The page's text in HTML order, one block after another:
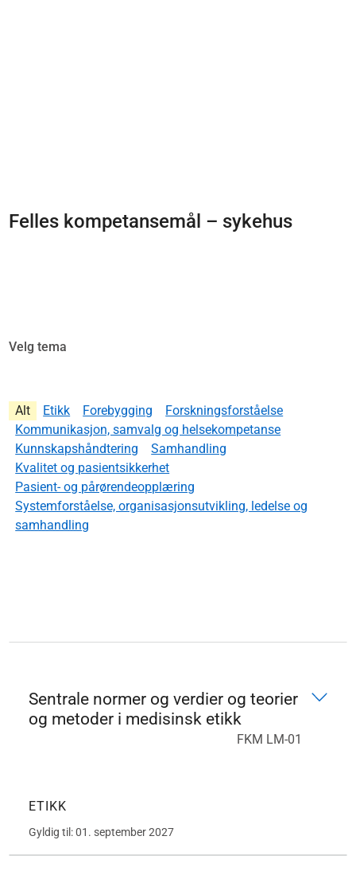
Felles kompetansemål – sykehus
Velg tema
Alt Etikk Forebygging
Forskningsforståelse
Kommunikasjon, samvalg og helsekompetanse
Kunnskapshåndtering
Samhandling
Kvalitet og pasientsikkerhet
Pasient- og pårørendeopplæring
Systemforståelse, organisasjonsutvikling, ledelse og
samhandling
Sentrale normer og verdier og teorier
og metoder i medisinsk etikk
FKM LM-01
ETIKK
Gyldig til: 01. september 2027